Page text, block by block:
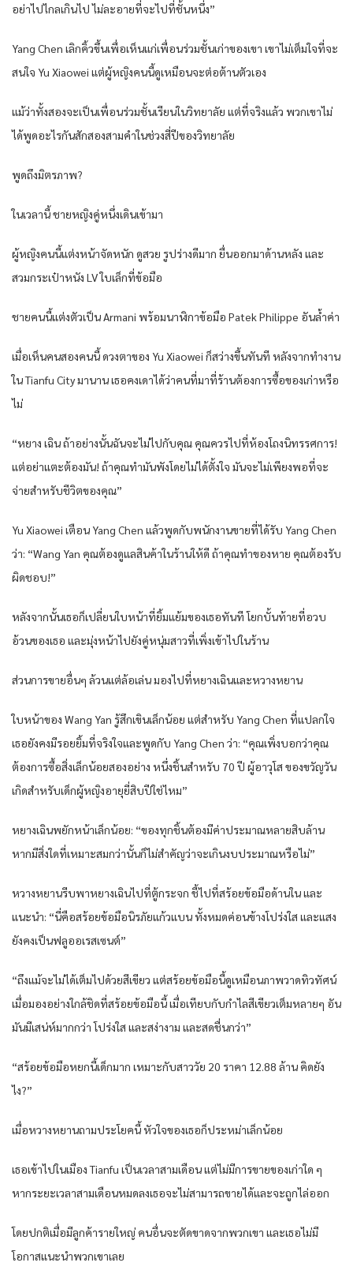
อย่าไปไกลเกินไป ไม่ละอายที่จะไปที่ชั้นหนึ่ง”
Yang Chen เลิกคิ้วขึ้นเพื่อเห็นแก่เพื่อนร่วมชั้นเก่าของเขา เขาไม่เต็มใจที่จะ
สนใจ Yu Xiaowei แต่ผู้หญิงคนนี้ดูเหมือนจะต่อต้านตัวเอง
แม้ว่าทั้งสองจะเป็นเพื่อนร่วมชั้นเรียนในวิทยาลัย แต่ที่จริงแล้ว พวกเขาไม่
ได้พูดอะไรกันสักสองสามคำในช่วงสี่ปีของวิทยาลัย
พูดถึงมิตรภาพ?
ในเวลานี้ ชายหญิงคู่หนึ่งเดินเข้ามา
ผู้หญิงคนนี้แต่งหน้าจัดหนัก ดูสวย รูปร่างดีมาก ยื่นออกมาด้านหลัง และ
สวมกระเป๋าหนัง LV ใบเล็กที่ข้อมือ
ชายคนนี้แต่งตัวเป็น Armani พร้อมนาฬิกาข้อมือ Patek Philippe อันล้ำค่า
เมื่อเห็นคนสองคนนี้ ดวงตาของ Yu Xiaowei ก็สว่างขึ้นทันที หลังจากทำงาน
ใน Tianfu City มานาน เธอคงเดาได้ว่าคนที่มาที่ร้านต้องการซื้อของเก่าหรือ
ไม่
“หยาง เฉิน ถ้าอย่างนั้นฉันจะไม่ไปกับคุณ คุณควรไปที่ห้องโถงนิทรรศการ!
แต่อย่าแตะต้องมัน! ถ้าคุณทำมันพังโดยไม่ได้ตั้งใจ มันจะไม่เพียงพอที่จะ
จ่ายสำหรับชีวิตของคุณ”
Yu Xiaowei เตือน Yang Chen แล้วพูดกับพนักงานขายที่ได้รับ Yang Chen
ว่า: “Wang Yan คุณต้องดูแลสินค้าในร้านให้ดี ถ้าคุณทำของหาย คุณต้องรับ
ผิดชอบ!”
หลังจากนั้นเธอก็เปลี่ยนใบหน้าที่ยิ้มแย้มของเธอทันที โยกบั้นท้ายที่อวบ
อ้วนของเธอ และมุ่งหน้าไปยังคู่หนุ่มสาวที่เพิ่งเข้าไปในร้าน
ส่วนการขายอื่นๆ ล้วนแต่ล้อเล่น มองไปที่หยางเฉินและหวางหยาน
ใบหน้าของ Wang Yan รู้สึกเขินเล็กน้อย แต่สำหรับ Yang Chen ที่แปลกใจ
เธอยังคงมีรอยยิ้มที่จริงใจและพูดกับ Yang Chen ว่า: “คุณเพิ่งบอกว่าคุณ
ต้องการซื้อสิ่งเล็กน้อยสองอย่าง หนึ่งชิ้นสำหรับ 70 ปี ผู้อาวุโส ของขวัญวัน
เกิดสำหรับเด็กผู้หญิงอายุยี่สิบปีใช่ไหม”
หยางเฉินพยักหน้าเล็กน้อย: “ของทุกชิ้นต้องมีค่าประมาณหลายสิบล้าน
หากมีสิ่งใดที่เหมาะสมกว่านั้นก็ไม่สำคัญว่าจะเกินงบประมาณหรือไม่”
หวางหยานรีบพาหยางเฉินไปที่ตู้กระจก ชี้ไปที่สร้อยข้อมือด้านใน และ
แนะนำ: “นี่คือสร้อยข้อมือนิรภัยแก้วแบน ทั้งหมดค่อนข้างโปร่งใส และแสง
ยังคงเป็นฟลูออเรสเซนต์”
“ถึงแม้จะไม่ได้เต็มไปด้วยสีเขียว แต่สร้อยข้อมือนี้ดูเหมือนภาพวาดทิวทัศน์
เมื่อมองอย่างใกล้ชิดที่สร้อยข้อมือนี้ เมื่อเทียบกับกำไลสีเขียวเต็มหลายๆ อัน
มันมีเสน่ห์มากกว่า โปร่งใส และสง่างาม และสดชื่นกว่า”
“สร้อยข้อมือหยกนี้เด็กมาก เหมาะกับสาววัย 20 ราคา 12.88 ล้าน คิดยัง
ไง?”
เมื่อหวางหยานถามประโยคนี้ หัวใจของเธอก็ประหม่าเล็กน้อย
เธอเข้าไปในเมือง Tianfu เป็นเวลาสามเดือน แต่ไม่มีการขายของเก่าใด ๆ
หากระยะเวลาสามเดือนหมดลงเธอจะไม่สามารถขายได้และจะถูกไล่ออก
โดยปกติเมื่อมีลูกค้ารายใหญ่ คนอื่นจะตัดขาดจากพวกเขา และเธอไม่มี
โอกาสแนะนำพวกเขาเลย